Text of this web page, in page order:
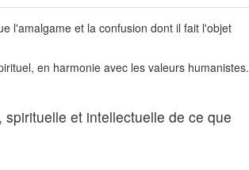
l'amalgame et la confusion dont il fait l'objet
en harmonie avec les valeurs humanistes.
et intellectuelle de ce que